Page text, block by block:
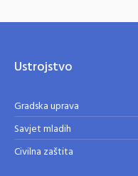
Ustrojstvo
Gradska uprava
Savjet mladih
Civilna zaštita